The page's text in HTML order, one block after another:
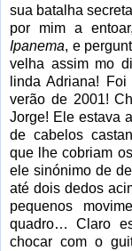
sua batalha
por mim a
Ipanema, e
velha assim mo
linda Adriana!
verão de 2001!
Jorge! Ele estava
de cabelos
que lhe cobriam
ele sinónimo de
até dois dedos
pequenos
quadro… Claro
chocar com o